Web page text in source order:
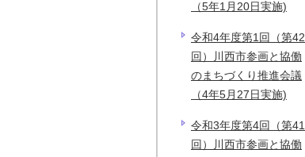
（5年1月20日実施)
令和4年度第1回（第42
回）川西市参画と協働
のまちづくり推進会議
（4年5月27日実施)
令和3年度第4回（第41
回）川西市参画と協働